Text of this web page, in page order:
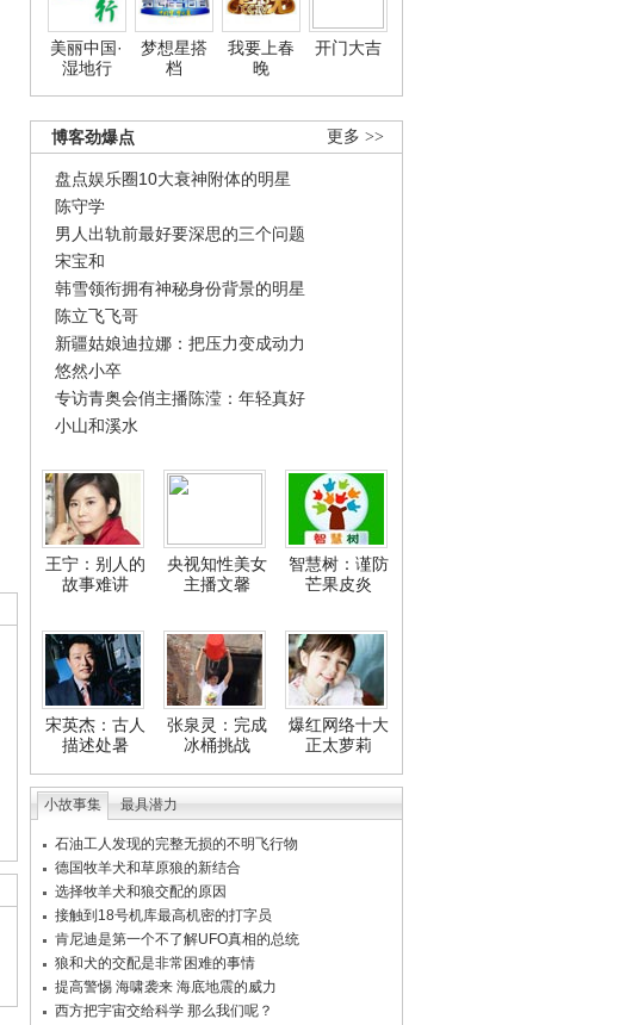
美丽中国·
湿地行
梦想星搭
档
我要上春
晚
开门大吉
更多 >>
博客劲爆点
盘点娱乐圈10大衰神附体的明星
陈守学
男人出轨前最好要深思的三个问题
宋宝和
韩雪领衔拥有神秘身份背景的明星
陈立飞飞哥
新疆姑娘迪拉娜：把压力变成动力
悠然小卒
专访青奥会俏主播陈滢：年轻真好
小山和溪水
王宁：别人的
故事难讲
央视知性美女
主播文馨
智慧树：谨防
芒果皮炎
宋英杰：古人
描述处暑
张泉灵：完成
冰桶挑战
爆红网络十大
正太萝莉
小故事集 最具潜力
石油工人发现的完整无损的不明飞行物
德国牧羊犬和草原狼的新结合
选择牧羊犬和狼交配的原因
接触到18号机库最高机密的打字员
肯尼迪是第一个不了解UFO真相的总统
狼和犬的交配是非常困难的事情
提高警惕 海啸袭来 海底地震的威力
西方把宇宙交给科学 那么我们呢？